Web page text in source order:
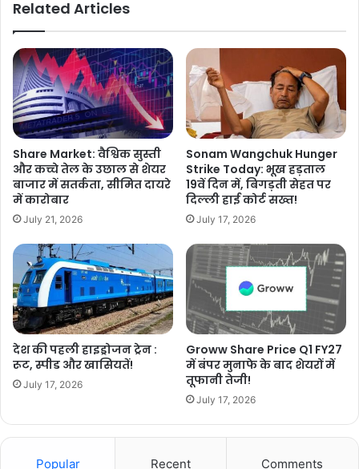
Related Articles
Share Market: वैश्विक सुस्ती
और कच्चे तेल के उछाल से शेयर
बाजार में सतर्कता, सीमित दायरे
में कारोबार
July 21, 2026
Sonam Wangchuk Hunger
Strike Today: भूख हड़ताल
19वें दिन में, बिगड़ती सेहत पर
दिल्ली हाई कोर्ट सख्त!
July 17, 2026
देश की पहली हाइड्रोजन ट्रेन :
रूट, स्पीड और खासियतें!
July 17, 2026
Groww Share Price Q1 FY27
में बंपर मुनाफे के बाद शेयरों में
तूफानी तेजी!
July 17, 2026
Popular Recent Comments